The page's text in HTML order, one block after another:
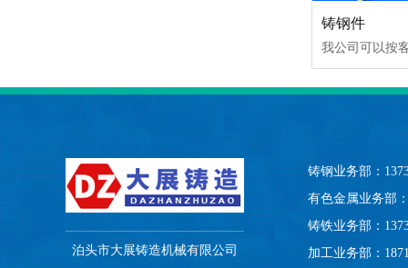
铸钢件
泊头市大展铸造机械有限公司
铸钢业务部：
有色金属业务部
铸铁业务部：
加工业务部：